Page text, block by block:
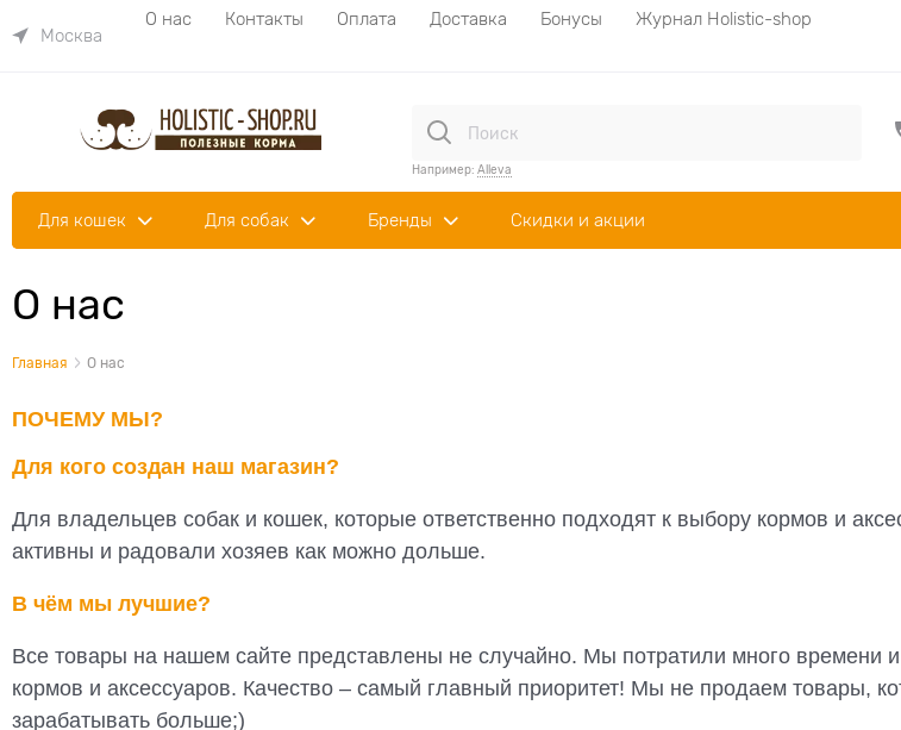
Москва
О нас Контакты Оплата Доставка Бонусы
Журнал Holistic-shop
Например: Alleva
Для кошек Для собак Бренды Скидки и акции
О нас
Главная О нас
ПОЧЕМУ МЫ?
Для кого создан наш магазин?
Для владельцев собак и кошек, которые ответственно подходят к выбору кормов и
активны и радовали хозяев как можно дольше.
В чём мы лучшие?
Все товары на нашем сайте представлены не случайно. Мы потратили много времени
кормов и аксессуаров. Качество – самый главный приоритет! Мы не продаем товары,
зарабатывать больше;)